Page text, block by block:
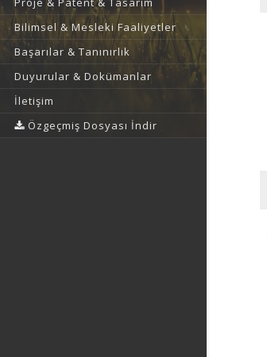
Bilimsel & Mesleki Faaliyetler
Başarılar & Tanınırlık
Duyurular & Dokümanlar
İletişim
Özgeçmiş Dosyası İndir